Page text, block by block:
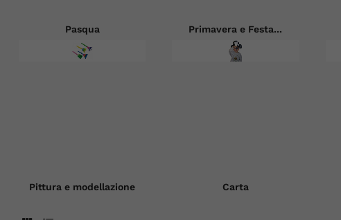
Pasqua Primavera e Festa...
Pittura e modellazione Carta